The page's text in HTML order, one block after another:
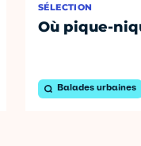
SÉLECTION
Où pique-
Balades urbaines